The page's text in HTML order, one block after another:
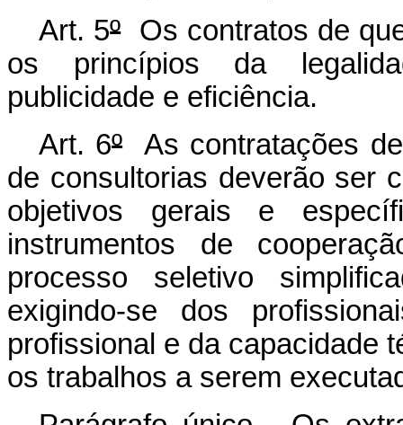
Art. 5ºOs contratos de
os princípios da
publicidade e eficiência.
Art. 6ºAs contratações de
de consultorias deverão ser
objetivos gerais e
instrumentos de
processo seletivo
exigindo-se dos
profissional e da capacidade
os trabalhos a serem